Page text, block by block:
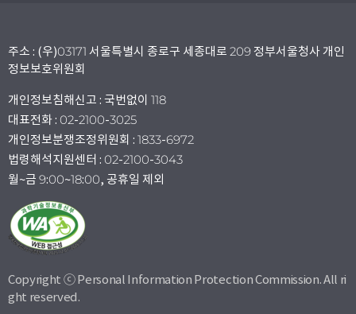
주소 : (우)03171 서울특별시 종로구 세종대로 209 정부서울청사 개인
정보보호위원회
개인정보침해신고 : 국번없이 118
대표전화 : 02-2100-3025
개인정보분쟁조정위원회 : 1833-6972
법령해석지원센터 : 02-2100-3043
월~금 9:00~18:00, 공휴일 제외
Copyright ⓒ Personal Information Protection Commission. All ri
ght reserved.